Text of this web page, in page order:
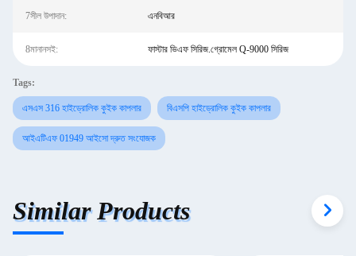
7সীল উপাদান: এনবিআর
8মানানসই: ফাস্টার ভিএফ সিরিজ.গ্রোমেল Q-9000 সিরিজ
Tags:
এসএস 316 হাইড্রোলিক কুইক কাপলার বিএসপি হাইড্রোলিক কুইক কাপলার
আইএটিএফ 01949 আইসো দ্রুত সংযোজক
Similar Products